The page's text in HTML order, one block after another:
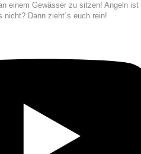
einem Gewässer zu sitzen! Angeln ist
nicht? Dann zieht´s euch rein!